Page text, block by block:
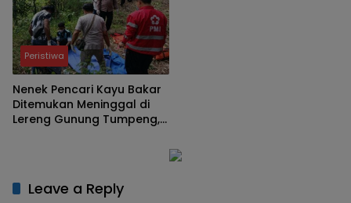
Peristiwa
Nenek Pencari Kayu Bakar
Ditemukan Meninggal di
Lereng Gunung Tumpeng,
Leave a Reply